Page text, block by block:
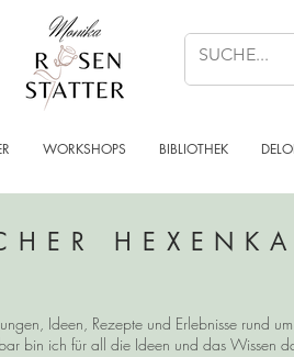
WORKSHOPS BIBLIOTHEK
Ideen, Rezepte und Erlebnisse rund
bin ich für all die Ideen und das Wissen